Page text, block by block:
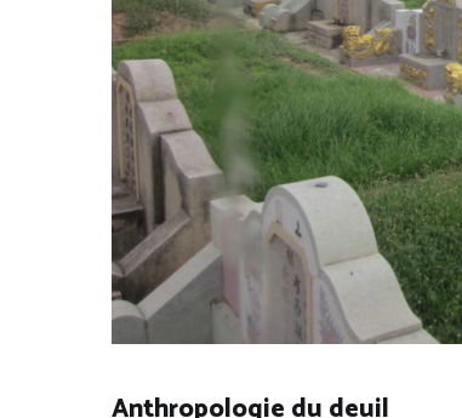
Anthropologie du deuil